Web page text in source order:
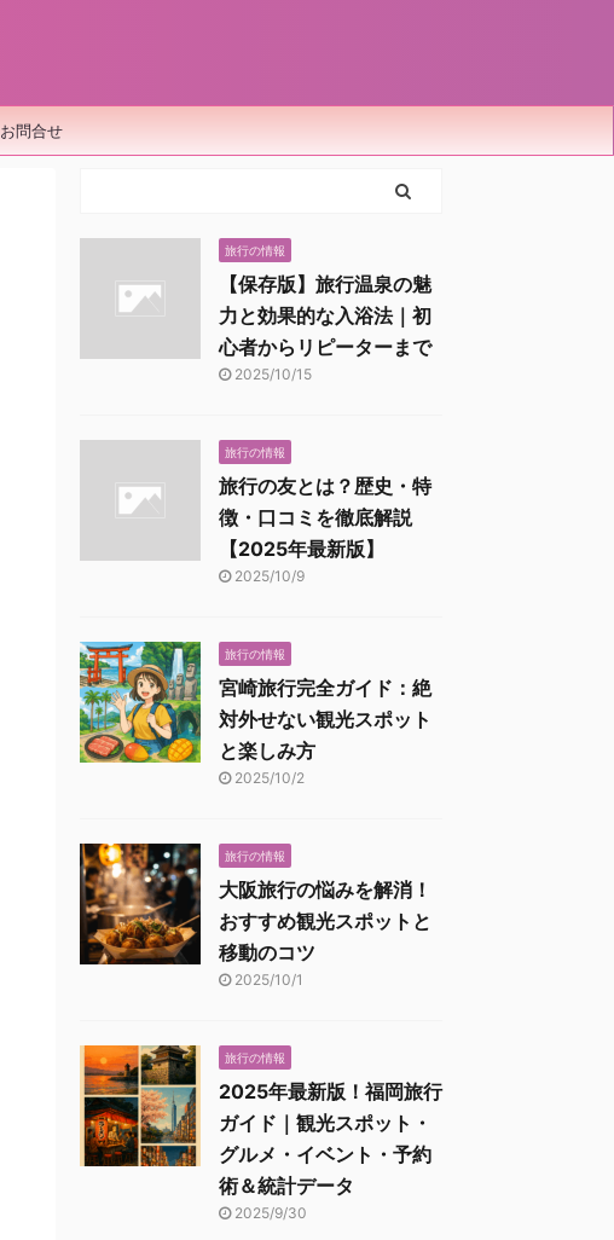
お問合せ
旅行の情報
【保存版】旅行温泉の魅
力と効果的な入浴法｜初
心者からリピーターまで
2025/10/15
旅行の情報
旅行の友とは？歴史・特
徴・口コミを徹底解説
【2025年最新版】
2025/10/9
旅行の情報
宮崎旅行完全ガイド：絶
対外せない観光スポット
と楽しみ方
2025/10/2
旅行の情報
大阪旅行の悩みを解消！
おすすめ観光スポットと
移動のコツ
2025/10/1
旅行の情報
2025年最新版！福岡旅行
ガイド｜観光スポット・
グルメ・イベント・予約
術＆統計データ
2025/9/30